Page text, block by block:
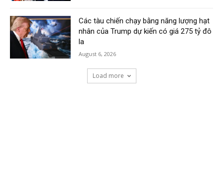
Các tàu chiến chạy bằng năng lượng hạt
nhân của Trump dự kiến có giá 275 tỷ đô
la
August 6, 2026
Load more